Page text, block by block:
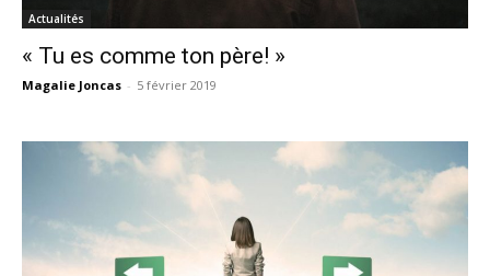
Actualités
« Tu es comme ton père! »
Magalie Joncas - 5 février 2019